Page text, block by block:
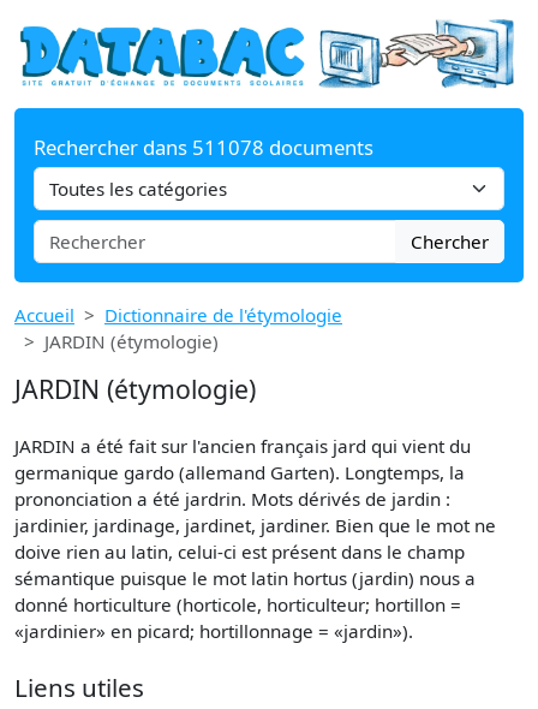
Rechercher dans 511078 documents
Chercher
Accueil
Dictionnaire de l'étymologie
JARDIN (étymologie)
JARDIN (étymologie)
JARDIN a été fait sur l'ancien français jard qui vient du
germanique gardo (allemand Garten). Longtemps, la
prononciation a été jardrin. Mots dérivés de jardin :
jardinier, jardinage, jardinet, jardiner. Bien que le mot ne
doive rien au latin, celui-ci est présent dans le champ
sémantique puisque le mot latin hortus (jardin) nous a
donné horticulture (horticole, horticulteur; hortillon =
«jardinier» en picard; hortillonnage = «jardin»).
Liens utiles